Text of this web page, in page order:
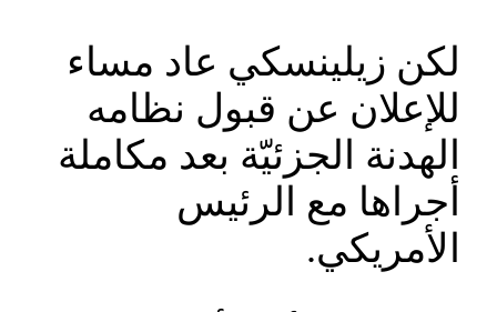
لكن زيلينسكي عاد مساء
للإعلان عن قبول نظامه
الهدنة الجزئيّة بعد مكاملة
أجراها مع الرئيس
الأمريكي.